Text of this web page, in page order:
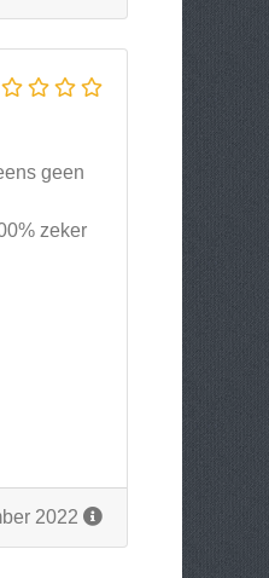
geen
zeker
2022